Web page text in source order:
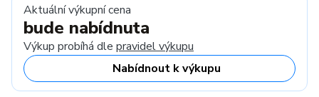
Aktuální výkupní cena
bude nabídnuta
Výkup probíhá dle pravidel výkupu
Nabídnout k výkupu